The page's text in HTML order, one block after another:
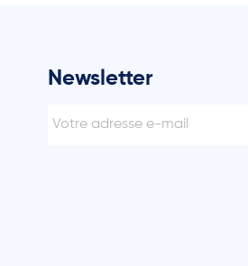
Newsletter